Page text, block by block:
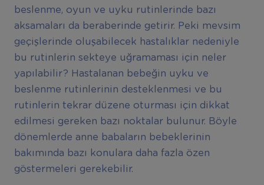
beslenme, oyun ve uyku rutinlerinde bazı
aksamaları da beraberinde getirir. Peki mevsim
geçişlerinde oluşabilecek hastalıklar nedeniyle
bu rutinlerin sekteye uğramaması için neler
yapılabilir? Hastalanan bebeğin uyku ve
beslenme rutinlerinin desteklenmesi ve bu
rutinlerin tekrar düzene oturması için dikkat
edilmesi gereken bazı noktalar bulunur. Böyle
dönemlerde anne babaların bebeklerinin
bakımında bazı konulara daha fazla özen
göstermeleri gerekebilir.